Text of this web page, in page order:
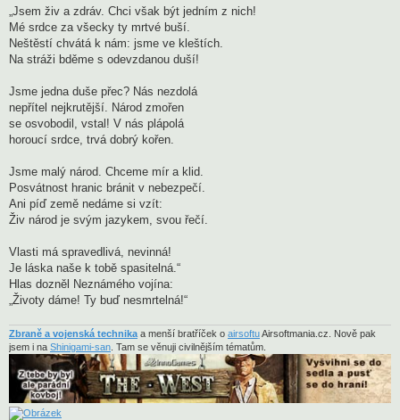
„Jsem živ a zdráv. Chci však být jedním z nich!
Mé srdce za všecky ty mrtvé buší.
Neštěstí chvátá k nám: jsme ve kleštích.
Na stráži bděme s odevzdanou duší!
Jsme jedna duše přec? Nás nezdolá
nepřítel nejkrutější. Národ zmořen
se osvobodil, vstal! V nás plápolá
horoucí srdce, trvá dobrý kořen.
Jsme malý národ. Chceme mír a klid.
Posvátnost hranic bránit v nebezpečí.
Ani píď země nedáme si vzít:
Živ národ je svým jazykem, svou řečí.
Vlasti má spravedlivá, nevinná!
Je láska naše k tobě spasitelná.“
Hlas dozněl Neznámého vojína:
„Životy dáme! Ty buď nesmrtelná!“
Zbraně a vojenská technika a menší bratříček o airsoftuAirsoftmania.cz. Nově pak
jsem i na Shinigami-san . Tam se věnuji civilnějším tématům.